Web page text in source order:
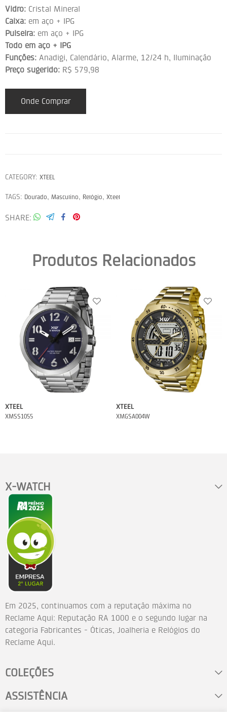
Vidro: Cristal Mineral
Caixa: em aço + IPG
Pulseira: em aço + IPG
Todo em aço + IPG
Funções: Anadigi, Calendário, Alarme, 12/24 h, Iluminação
Preço sugerido: R$ 579,98
Onde Comprar
CATEGORY: XTEEL
TAGS: Dourado, Masculino, Relógio, Xteel
SHARE
Produtos Relacionados
XTEEL
XMSS1055
XTEEL
XMGSA004W
X-WATCH
Em 2025, continuamos com a reputação máxima no
Reclame Aqui: Reputação RA 1000 e o segundo lugar na
categoria Fabricantes - Óticas, Joalheria e Relógios do
Reclame Aqui.
COLEÇÕES
ASSISTÊNCIA